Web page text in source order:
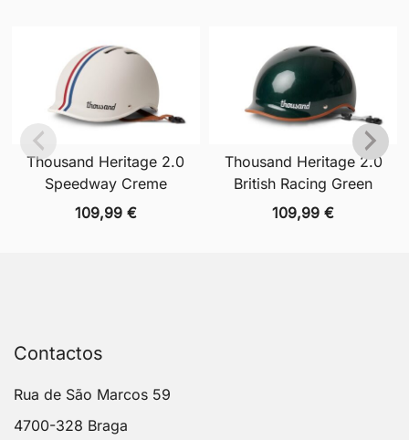
Thousand Heritage 2.0
Speedway Creme
109,99 €
Thousand Heritage 2.0
British Racing Green
109,99€
Contactos
Rua de São Marcos 59
4700-328 Braga